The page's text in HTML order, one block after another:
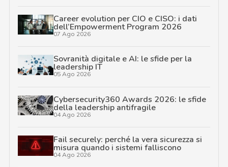
Career evolution per CIO e CISO: i dati
dell’Empowerment Program 2026
07 Ago 2026
Sovranità digitale e AI: le sfide per la
leadership IT
05 Ago 2026
Cybersecurity360 Awards 2026: le sfide
della leadership antifragile
04 Ago 2026
Fail securely: perché la vera sicurezza si
misura quando i sistemi falliscono
04 Ago 2026